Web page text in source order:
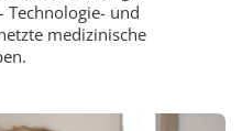
Technologie- und
medizinische